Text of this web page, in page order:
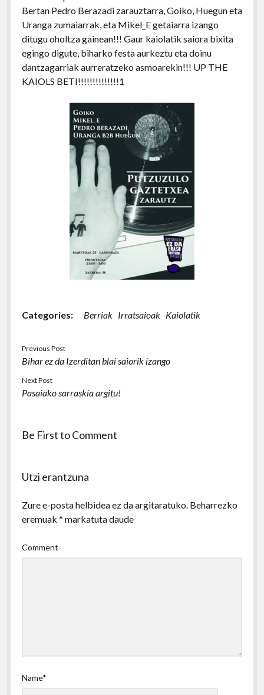
Bertan Pedro Berazadi zarauztarra, Goiko, Huegun eta
Uranga zumaiarrak, eta Mikel_E getaiarra izango
ditugu oholtza gainean!!! Gaur kaiolatik saiora bixita
egingo digute, biharko festa aurkeztu eta doinu
dantzagarriak aurreratzeko asmoarekin!!! UP THE
KAIOLS BETI!!!!!!!!!!!!!!1
Categories: Berriak Irratsaioak Kaiolatik
Previous Post
Bihar ez da Izerditan blai saiorik izango
Next Post
Pasaiako sarraskia argitu!
Be First to Comment
Utzi erantzuna
Zure e-posta helbidea ez da argitaratuko. Beharrezko
eremuak * markatuta daude
Comment
Name*